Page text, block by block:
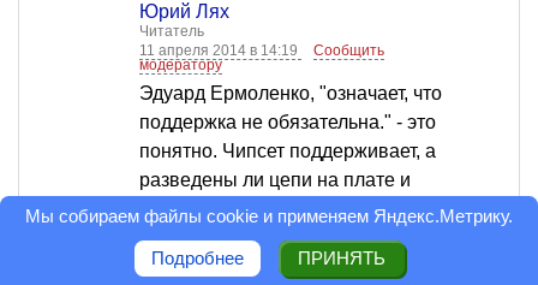
Юрий Лях
Читатель
11 апреля 2014 в 14:19
Сообщить
модератору
Эдуард Ермоленко, "означает, что
поддержка не обязательна." - это
понятно. Чипсет поддерживает, а
разведены ли цепи на плате и
распаяны ли компоненты для
реализации этой опции - это вопрос.
Т.е. - насколько "опционально" для
Мы собираем файлы cookie и применяем Яндекс.Метрику.
Подробнее ПРИНЯТЬ